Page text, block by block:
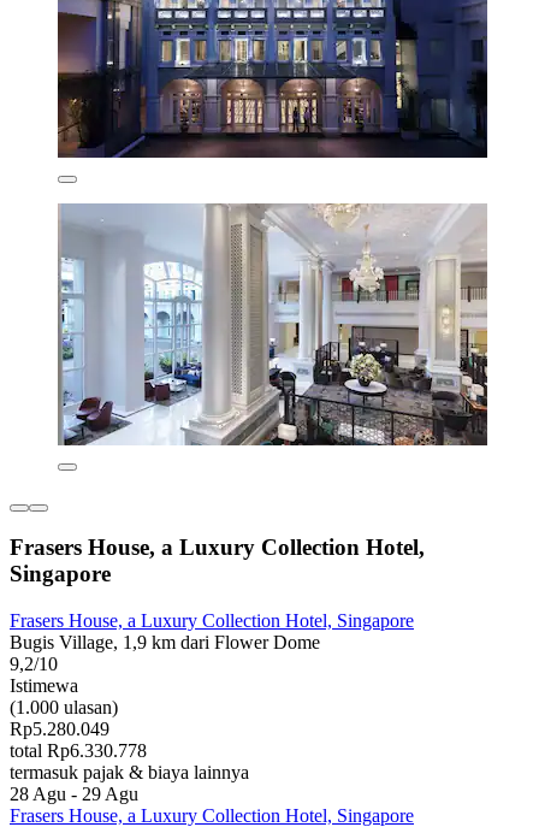
Frasers House, a Luxury Collection Hotel,
Singapore
Frasers House, a Luxury Collection Hotel, Singapore
Bugis Village, 1,9 km dari Flower Dome
9,2/10
Istimewa
(1.000 ulasan)
Rp5.280.049
total Rp6.330.778
termasuk pajak & biaya lainnya
28 Agu - 29 Agu
Frasers House, a Luxury Collection Hotel, Singapore